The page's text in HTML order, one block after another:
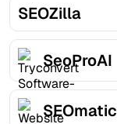
SEOZilla
SeoProAI
SEOmatic